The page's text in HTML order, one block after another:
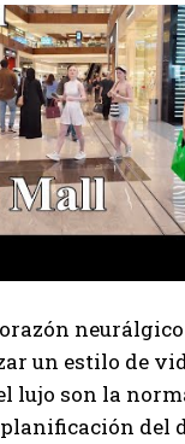
neurálgico
un estilo de
lujo son la
del